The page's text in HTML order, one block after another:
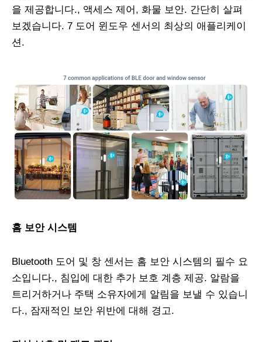
을 제공합니다., 액세스 제어, 화물 보안. 간단히 살펴
보겠습니다. 7 도어 윈도우 센서의 최상의 애플리케이
션.
홈 보안 시스템
Bluetooth 도어 및 창 센서는 홈 보안 시스템의 필수 요
소입니다., 침입에 대한 추가 보호 계층 제공. 알람을
트리거하거나 주택 소유자에게 알림을 보낼 수 있습니
다., 잠재적인 보안 위반에 대해 경고.